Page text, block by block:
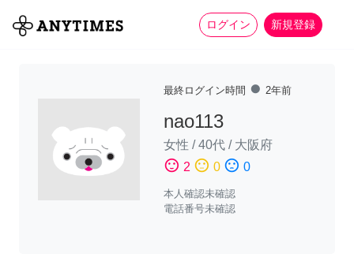
ログイン 新規登録
全て 家事 more_horiz
最終ログイン時間 fiber_manual_record 2年前
nao113
女性 /40代 / 大阪府
sentiment_satisfied 2 sentiment_neutral 0 sentiment_dissatisfied 0
本人確認未確認
電話番号未確認